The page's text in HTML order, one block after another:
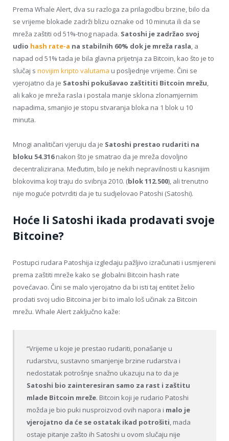
Prema Whale Alert, dva su razloga za prilagodbu brzine, bilo da
se vrijeme blokade zadrži blizu oznake od 10 minuta ili da se
mreža zaštiti od 51%-tnog napada. Satoshi je zadržao svoj
udio hash rate-a na stabilnih 60% dok je mreža rasla, a
napad od 51% tada je bila glavna prijetnja za Bitcoin, kao što je to
slučaj s novijim kripto valutama u posljednje vrijeme. Čini se
vjerojatno da je Satoshi pokušavao zaštititi Bitcoin mrežu,
ali kako je mreža rasla i postala manje sklona zlonamjernim
napadima, smanjio je stopu stvaranja bloka na 1 blok u 10
minuta.
Mnogi analitičari vjeruju da je Satoshi prestao rudariti na
bloku 54.316nakon što je smatrao da je mreža dovoljno
decentralizirana. Međutim, bilo je nekih nepravilnosti u kasnijim
blokovima koji traju do svibnja 2010. (blok 112.500), ali trenutno
nije moguće potvrditi da je tu sudjelovao Patoshi (Satoshi).
Hoće li Satoshi ikada prodavati svoje
Bitcoine?
Postupci rudara Patoshija izgledaju pažljivo izračunati i usmjereni
prema zaštiti mreže kako se globalni Bitcoin hash rate
povećavao. Čini se malo vjerojatno da bi isti taj entitet želio
prodati svoj udio Bitcoina jer bi to imalo loš učinak za Bitcoin
mrežu. Whale Alert zaključno kaže:
“Vrijeme u koje je prestao rudariti, ponašanje u
rudarstvu, sustavno smanjenje brzine rudarstva i
nedostatak potrošnje snažno ukazuju na to da je
Satoshi bio zainteresiran samo za rast i zaštitu
mlade Bitcoin mreže. Bitcoin koji je rudario Patoshi
možda je bio puki nusproizvod ovih napora i malo je
vjerojatno da će se ostatak ikad potrošiti, mada
ostaje pitanje zašto ih Satoshi u ovom slučaju nije